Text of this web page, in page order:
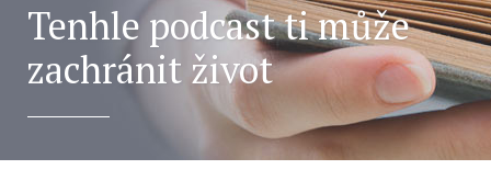
Tenhle podcast ti může
zachránit život